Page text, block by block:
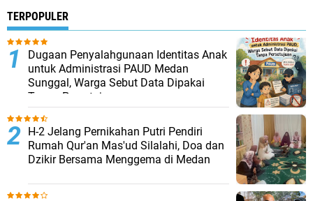
TERPOPULER
Dugaan Penyalahgunaan Identitas Anak
untuk Administrasi PAUD Medan
Sunggal, Warga Sebut Data Dipakai
Tanpa Persetujuan
H-2 Jelang Pernikahan Putri Pendiri
Rumah Qur'an Mas'ud Silalahi, Doa dan
Dzikir Bersama Menggema di Medan